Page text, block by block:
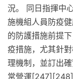
況。 同日指揮中
施機組人員防疫
的防護措施前提
疫措施，尤其針
理機制，並訂出
常營運[247][248]